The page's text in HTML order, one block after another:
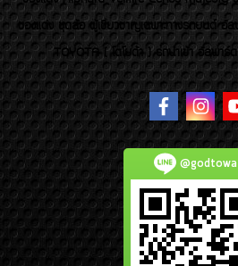
ของแต่ง ชุดล้อ ผู้เชี่ยวชาญเฉพาะทางรถยนต์ อัล
TOYOTA ( โตโยต้า ) รถนำเข้า อัลพาร์
@godtowa